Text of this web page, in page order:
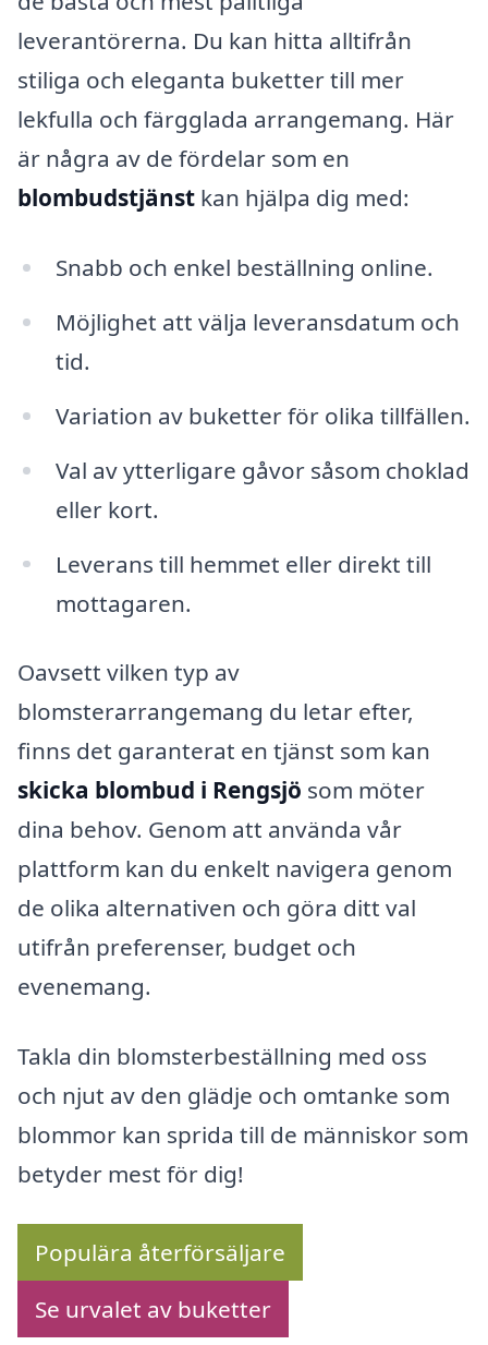
leverantörerna. Du kan hitta alltifrån
stiliga och eleganta buketter till mer
lekfulla och färgglada arrangemang. Här
är några av de fördelar som en
blombudstjänst kan hjälpa dig med:
Snabb och enkel beställning online.
Möjlighet att välja leveransdatum och
tid.
Variation av buketter för olika tillfällen.
Val av ytterligare gåvor såsom choklad
eller kort.
Leverans till hemmet eller direkt till
mottagaren.
Oavsett vilken typ av
blomsterarrangemang du letar efter,
finns det garanterat en tjänst som kan
skicka blombud i Rengsjö som möter
dina behov. Genom att använda vår
plattform kan du enkelt navigera genom
de olika alternativen och göra ditt val
utifrån preferenser, budget och
evenemang.
Takla din blomsterbeställning med oss
och njut av den glädje och omtanke som
blommor kan sprida till de människor som
betyder mest för dig!
Populära återförsäljare
Se urvalet av buketter